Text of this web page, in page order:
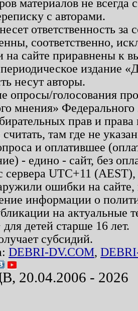
материалов не
с авторами.
ответственность
соответственно,
на сайте приравнены к
издание
несут авторы.
опросы/голосования
мнения»
прав и
там где не
и оплатившее
- едино - сайт, без
сервера UTC+11
ошибки на
информации о
на актуальные
детей старше 16 лет.
субсидий.
DEBRI-DV.COM,
20.04.2006 - 2026